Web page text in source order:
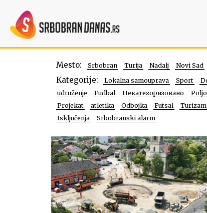
Mesto: Srbobran Turija Nadalj Novi Sad
Kategorije: Lokalna samouprava Sport
udruženje
Fudbal Некатегоризовано
Projekat
atletika Odbojka Futsal Turizam
Isključenja
Srbobranski alarm